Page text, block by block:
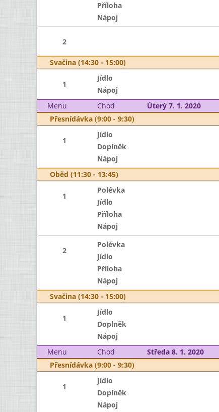
Příloha
Nápoj
2
Svačina (14:30 - 15:00)
1
Jídlo
Nápoj
Menu
Chod Úterý 7. 1. 2020
Přesnídávka (9:00 - 9:30)
1
Jídlo
Doplněk
Nápoj
Oběd (11:30 - 13:45)
1
Polévka
Jídlo
Příloha
Nápoj
2
Polévka
Jídlo
Příloha
Nápoj
Svačina (14:30 - 15:00)
1
Jídlo
Doplněk
Nápoj
Menu
Chod Středa 8. 1. 2020
Přesnídávka (9:00 - 9:30)
1
Jídlo
Doplněk
Nápoj